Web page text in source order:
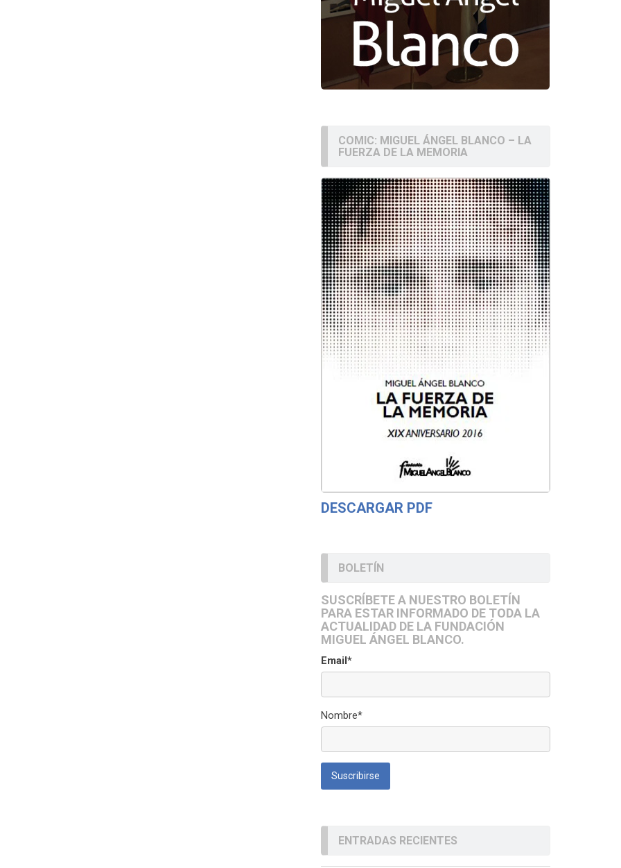
COMIC: MIGUEL ÁNGEL BLANCO – LA
FUERZA DE LA MEMORIA
DESCARGAR PDF
BOLETÍN
SUSCRÍBETE A NUESTRO BOLETÍN
PARA ESTAR INFORMADO DE TODA LA
ACTUALIDAD DE LA FUNDACIÓN
MIGUEL ÁNGEL BLANCO.
Email*
Nombre*
ENTRADAS RECIENTES